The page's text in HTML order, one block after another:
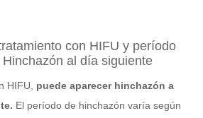
con HIFU y período
al día siguiente
HIFU, puede aparecer hinchazón a
El período de hinchazón varía según